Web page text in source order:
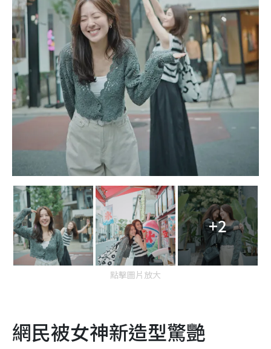
+2
點擊圖片放大
網民被女神新造型驚艷